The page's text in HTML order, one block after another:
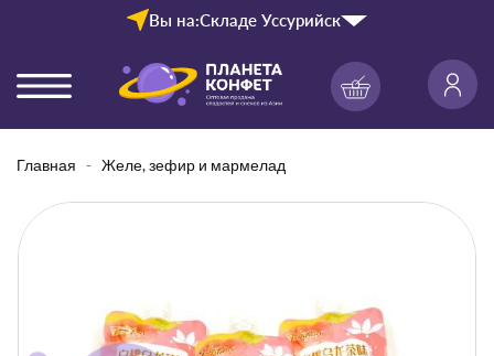
Вы на:Складе Уссурийск
Главная Желе, зефир и мармелад